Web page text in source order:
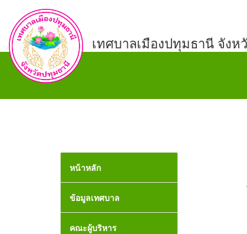
เทศบาลเมืองปทุมธานี จัง
หน้าหลัก
ข้อมูลเทศบาล
คณะผู้บริหาร